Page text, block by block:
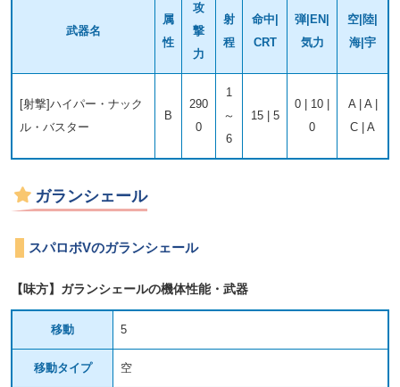
武器名
属
性
攻
撃
力
射
程
命中|
CRT
弾|EN|
気力
空|陸|
海|宇
[射撃]ハイパー・ナック
ル・バスター
B
290
0
1
～
6
15 | 5
0 | 10 |
0
A | A |
C | A
ガランシェール
スパロボVのガランシェール
【味方】ガランシェールの機体性能・武器
移動 5
移動タイプ 空